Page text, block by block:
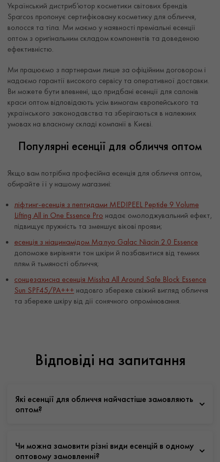
Український дистриб’ютор косметики світових брендів
Sparcos пропонує сертифіковану косметику для обличчя,
волосся та тіла. Ми маємо у наявності преміальні есенції
оптом з оригінальним складом компонентів та доведеною
ефективністю.
Ми працюємо з партнерами лише за офіційним договором і
надаємо гарантії високого сервісу та оперативної доставки.
Ви можете бути впевнені, що придбані есенції для салонів
краси оптом відповідають усім вимогам європейського та
українського законодавства та зберігаються в належних
умовах на власному складі компанії в Києві.
Популярні есенції для обличчя оптом
Якщо вам потрібна професійна есенція для обличчя оптом,
обирайте її у нашому магазині:
ліфтинг-есенція з пептидами MEDIPEEL Peptide 9 Volume
Lifting All in One Essence Pro надає омолоджувальний ефект,
підвищує пружність та зменшує вікові прояви;
есенція з ніацинамідом Ma:nyo Galac Niacin 2.0 Essence
допоможе вирівняти тон шкіри й позбавитися від темних
плям й тьмяності обличчя;
сонцезахисна есенція Missha All Around Safe Block Essence
Sun SPF45/PA+++ надовго збереже свіжий вигляд обличчя
та збереже шкіру від дії сонячного опромінювання.
Відповіді на запитання
Які есенції для обличчя найчастіше замовляють
оптом?
Чи можна замовити різні види есенцій в одному
оптовому замовленні?